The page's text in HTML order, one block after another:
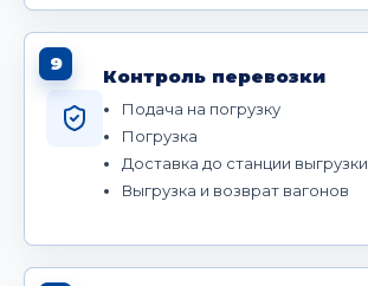
9
Контроль перевозки
Подача на погрузку
Погрузка
Доставка до станции выгрузки
Выгрузка и возврат вагонов